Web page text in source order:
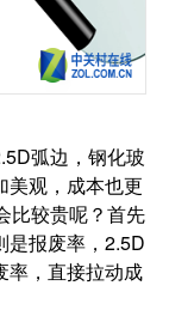
弧边，钢化玻
美观，成本也更
比较贵呢？首先
是报废率，2.5D
率，直接拉动成